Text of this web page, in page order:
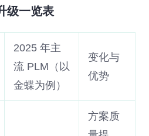
级一览表
2025 年主
流 PLM（以
金蝶为例）
变化与
优势
方案质